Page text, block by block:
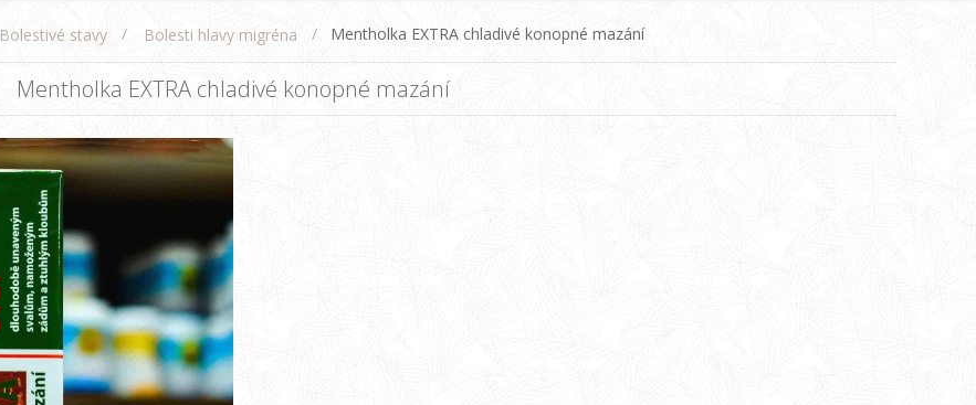
Bolestivé stavy / Bolesti hlavy migréna / Mentholka EXTRA chladivé konopné mazání
Mentholka EXTRA chladivé konopné mazání